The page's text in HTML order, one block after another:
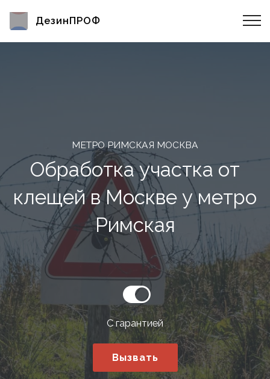
ДезинПРОФ
МЕТРО РИМСКАЯ МОСКВА
Обработка участка от
клещей в Москве у метро
Римская
С гарантией
Вызвать